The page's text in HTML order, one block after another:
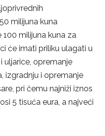
milijuna kuna
milijuna kuna za
će imati priliku ulagati u
uljarice, opremanje
izgradnju i opremanje
pri čemu najniži iznos
5 tisuća eura, a najveći